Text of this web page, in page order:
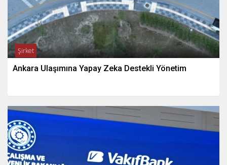
Şirket
Ankara Ulaşımına Yapay Zeka Destekli Yönetim